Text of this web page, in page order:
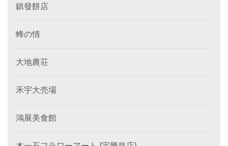
鎮發餅店
蜂の情
大地農荘
禾宇大売場
鴻展美食館